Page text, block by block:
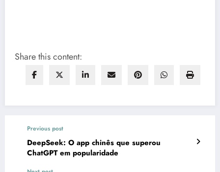
Share this content:
Previous post
DeepSeek: O app chinês que superou
ChatGPT em popularidade